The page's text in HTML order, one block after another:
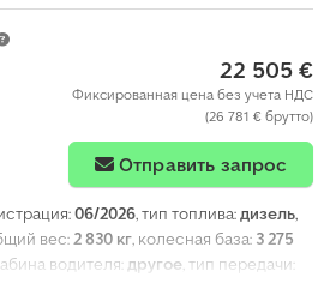
22 505 €
Фиксированная цена без учета НДС
(26 781 € брутто)
Отправить запрос
06/2026, тип топлива:дизель,
вес:2 830 кг, колесная база: 3 275
водителя:другое, тип передачи: